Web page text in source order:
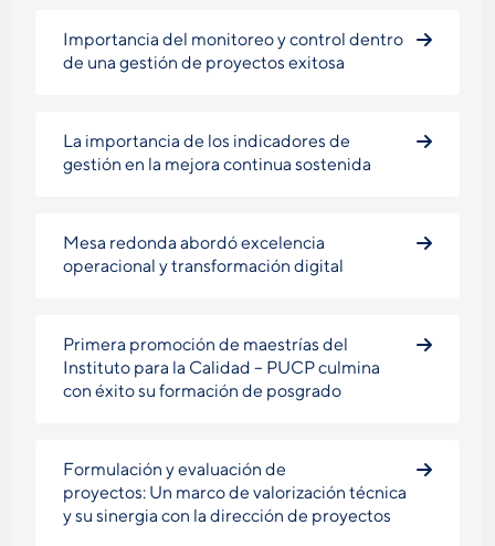
Importancia del monitoreo y control dentro
de una gestión de proyectos exitosa
La importancia de los indicadores de
gestión en la mejora continua sostenida
Mesa redonda abordó excelencia
operacional y transformación digital
Primera promoción de maestrías del
Instituto para la Calidad – PUCP culmina
con éxito su formación de posgrado
Formulación y evaluación de
proyectos: Un marco de valorización técnica
y su sinergia con la dirección de proyectos